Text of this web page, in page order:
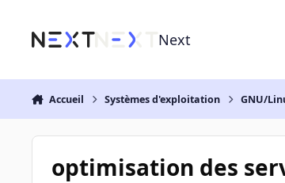
Next
Accueil Systèmes d'exploitation GNU/
optimisation des